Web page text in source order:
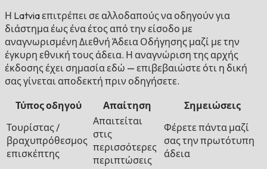
Η Latvia επιτρέπει σε αλλοδαπούς να οδηγούν για
διάστημα έως ένα έτος από την είσοδο με
αναγνωρισμένη Διεθνή Άδεια Οδήγησης μαζί με την
έγκυρη εθνική τους άδεια. Η αναγνώριση της αρχής
έκδοσης έχει σημασία εδώ — επιβεβαιώστε ότι η δική
σας γίνεται αποδεκτή πριν οδηγήσετε.
Τύπος οδηγού Απαίτηση
Σημειώσεις
Τουρίστας /
βραχυπρόθεσμος
επισκέπτης
Απαιτείται
στις
περισσότερες
περιπτώσεις
Φέρετε πάντα μαζί
σας την πρωτότυπη
άδεια